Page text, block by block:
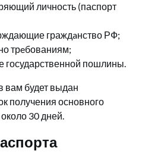
личность (паспорт
граждaнство РФ;
трeбованиям;
государственной пошлины.​
вам будет выдан
получения основного
30 дней.​